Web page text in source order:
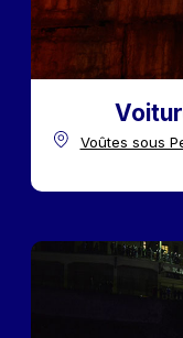
Voûtes sous